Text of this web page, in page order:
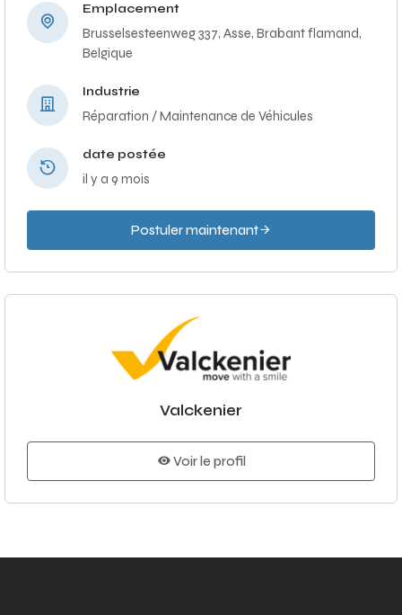
Emplacement
Brusselsesteenweg 337, Asse, Brabant flamand,
Belgique
Industrie
Réparation / Maintenance de Véhicules
date postée
il y a 9 mois
Postuler maintenant
Valckenier
Voir le profil